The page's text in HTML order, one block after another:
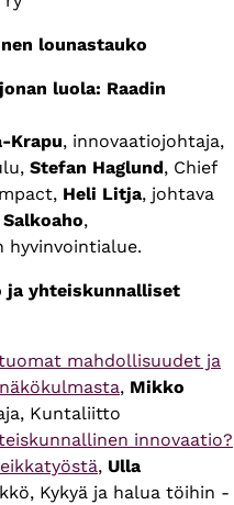
lounastauko
luola: Raadin
Krapu, innovaatiojohtaja,
Stefan Haglund, Chief
Heli Litja, johtava
,
hyvinvointialue.
ja yhteiskunnalliset
mahdollisuudet ja
, Mikko
Kuntaliitto
innovaatio?
, Ulla
Kykyä ja halua töihin -